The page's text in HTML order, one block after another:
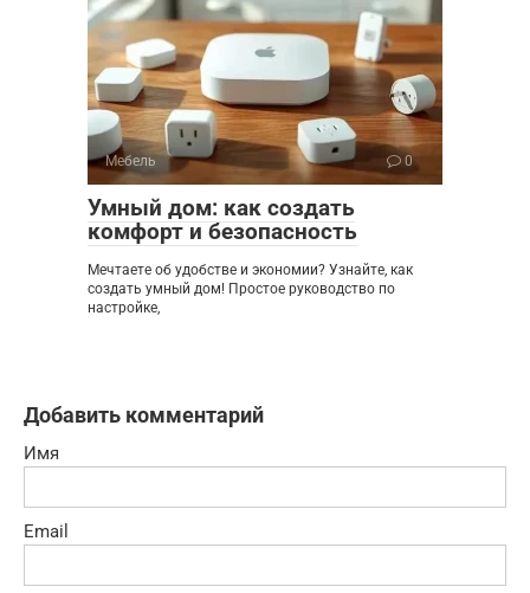
Мебель 0
Умный дом: как создать
комфорт и безопасность
Мечтаете об удобстве и экономии? Узнайте, как
создать умный дом! Простое руководство по
настройке,
Добавить комментарий
Имя
Email